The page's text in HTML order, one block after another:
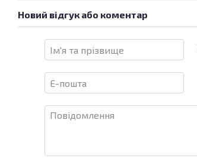
Новий відгук або коментар